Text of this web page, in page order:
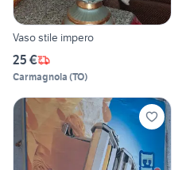
Vaso stile impero
25 €
Carmagnola (TO)